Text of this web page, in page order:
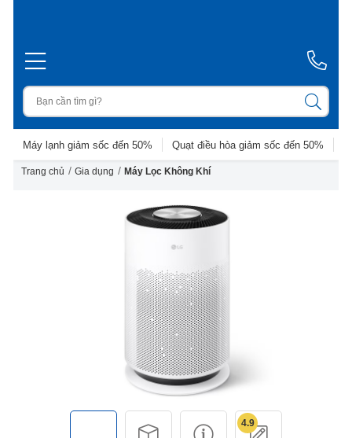
Máy lạnh giảm sốc đến 50% Quạt điều hòa giảm sốc đến 50%
Trang chủ / Gia dụng / Máy Lọc Không Khí
4.9